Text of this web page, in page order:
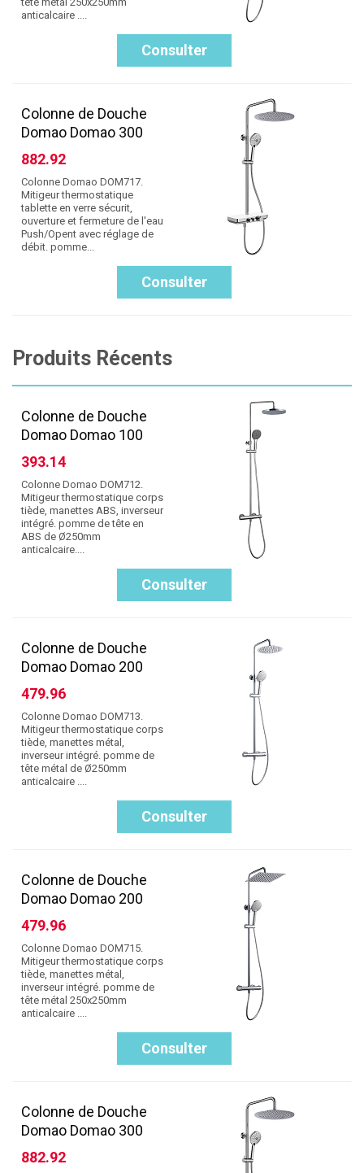
anticalcaire ....
Consulter
Colonne de Douche
Domao Domao 300
882.92
Colonne Domao DOM717.
Mitigeur thermostatique
tablette en verre sécurit,
ouverture et fermeture de l'eau
Push/Opent avec réglage de
débit. pomme...
Consulter
Produits Récents
Colonne de Douche
Domao Domao 100
393.14
Colonne Domao DOM712.
Mitigeur thermostatique corps
tiède, manettes ABS, inverseur
intégré. pomme de tête en
ABS de Ø250mm
anticalcaire....
Consulter
Colonne de Douche
Domao Domao 200
479.96
Colonne Domao DOM713.
Mitigeur thermostatique corps
tiède, manettes métal,
inverseur intégré. pomme de
tête métal de Ø250mm
anticalcaire ....
Consulter
Colonne de Douche
Domao Domao 200
479.96
Colonne Domao DOM715.
Mitigeur thermostatique corps
tiède, manettes métal,
inverseur intégré. pomme de
tête métal 250x250mm
anticalcaire ....
Consulter
Colonne de Douche
Domao Domao 300
882.92